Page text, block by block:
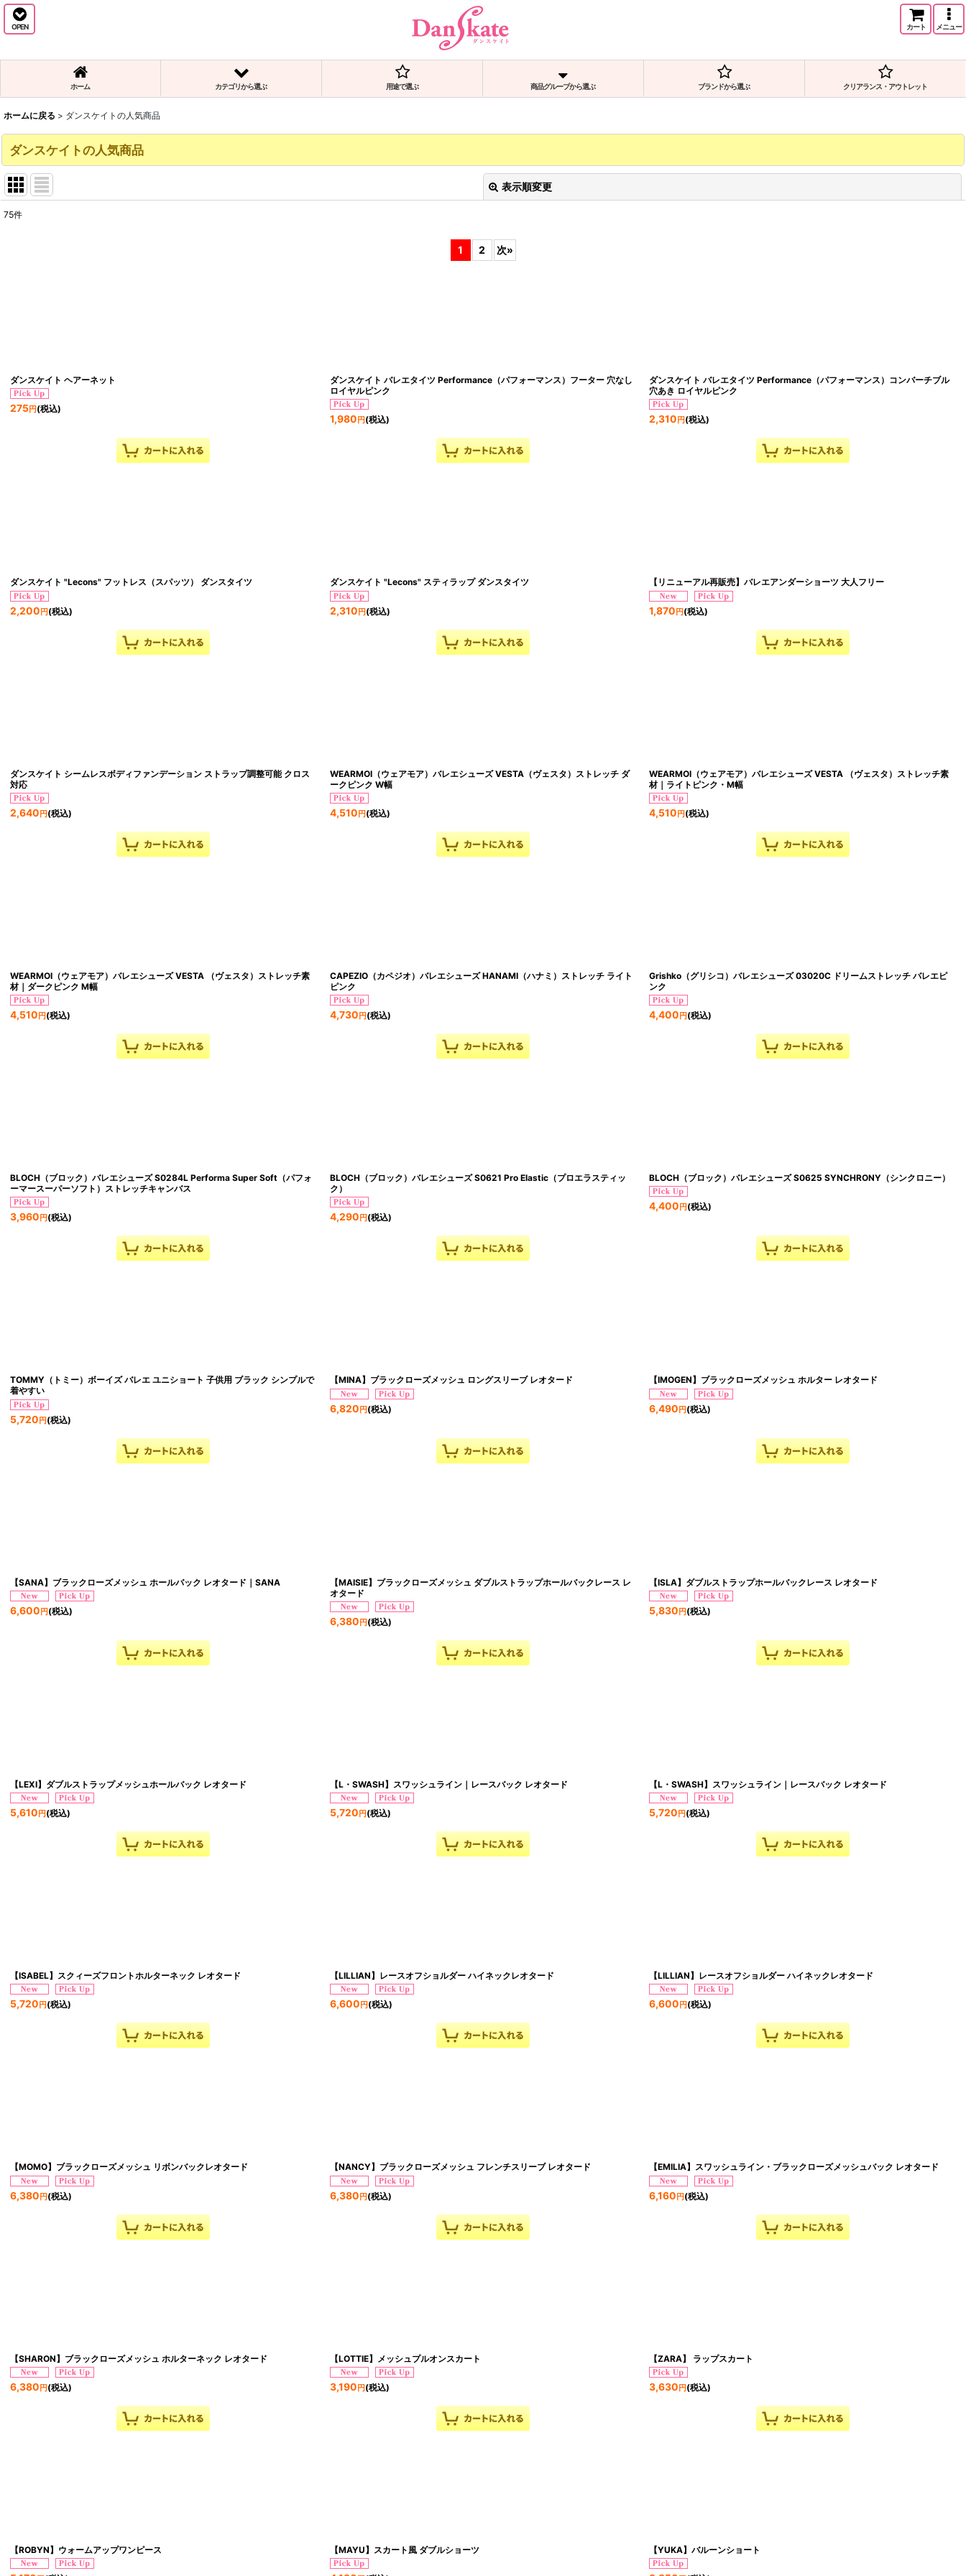
OPEN カート メニュー
ホーム カテゴリから選ぶ 用途で選ぶ 商品グループから選ぶ ブランドから選ぶ クリアランス・アウトレット
ホームに戻る > ダンスケイトの人気商品
ダンスケイトの人気商品
表示順変更
75件
1 2 次»
ダンスケイト ヘアーネット
275円 (税込)
ダンスケイト バレエタイツ Performance（パフォーマンス）フーター 穴なし
ロイヤルピンク
1,980 円(税込)
ダンスケイト バレエタイツ Performance（パフォーマンス）コンバーチブル
穴あき ロイヤルピンク
2,310 円 (税込)
ダンスケイト "Lecons" フットレス（スパッツ） ダンスタイツ
2,200 円 (税込)
ダンスケイト "Lecons" スティラップ ダンスタイツ
2,310 円(税込)
【リニューアル再販売】バレエアンダーショーツ 大人フリー
1,870 円 (税込)
ダンスケイト シームレスボディファンデーション ストラップ調整可能 クロス
対応
2,640 円 (税込)
WEARMOI（ウェアモア）バレエシューズ VESTA（ヴェスタ）ストレッチ ダ
ークピンク W幅
4,510 円(税込)
WEARMOI（ウェアモア）バレエシューズ VESTA （ヴェスタ）ストレッチ素
材｜ライトピンク・M幅
4,510 円 (税込)
WEARMOI（ウェアモア）バレエシューズ VESTA （ヴェスタ）ストレッチ素
材｜ダークピンク M幅
4,510 円 (税込)
CAPEZIO（カペジオ）バレエシューズ HANAMI（ハナミ）ストレッチ ライト
ピンク
4,730 円(税込)
Grishko（グリシコ）バレエシューズ 03020C ドリームストレッチ バレエピ
ンク
4,400 円 (税込)
BLOCH（ブロック）バレエシューズ S0284L Performa Super Soft（パフォ
ーマースーパーソフト）ストレッチキャンバス
3,960 円 (税込)
BLOCH（ブロック）バレエシューズ S0621 Pro Elastic（プロエラスティッ
ク）
4,290 円(税込)
BLOCH（ブロック）バレエシューズ S0625 SYNCHRONY（シンクロニー）
4,400 円 (税込)
TOMMY（トミー）ボーイズ バレエ ユニショート 子供用 ブラック シンプルで
着やすい
5,720 円 (税込)
【MINA】ブラックローズメッシュ ロングスリーブ レオタード
6,820 円(税込)
【IMOGEN】ブラックローズメッシュ ホルター レオタード
6,490 円 (税込)
【SANA】ブラックローズメッシュ ホールバック レオタード｜SANA
6,600 円 (税込)
【MAISIE】ブラックローズメッシュ ダブルストラップホールバックレース レ
オタード
6,380 円(税込)
【ISLA】ダブルストラップホールバックレース レオタード
5,830 円 (税込)
【LEXI】ダブルストラップメッシュホールバック レオタード
5,610 円 (税込)
【L・SWASH】スワッシュライン｜レースバック レオタード
5,720 円(税込)
【L・SWASH】スワッシュライン｜レースバック レオタード
5,720 円 (税込)
【ISABEL】スクィーズフロントホルターネック レオタード
5,720 円 (税込)
【LILLIAN】レースオフショルダー ハイネックレオタード
6,600 円(税込)
【LILLIAN】レースオフショルダー ハイネックレオタード
6,600 円 (税込)
【MOMO】ブラックローズメッシュ リボンバックレオタード
6,380 円 (税込)
【NANCY】ブラックローズメッシュ フレンチスリーブ レオタード
6,380 円(税込)
【EMILIA】スワッシュライン・ブラックローズメッシュバック レオタード
6,160 円 (税込)
【SHARON】ブラックローズメッシュ ホルターネック レオタード
6,380 円 (税込)
【LOTTIE】メッシュプルオンスカート
3,190 円(税込)
【ZARA】 ラップスカート
3,630 円 (税込)
【ROBYN】ウォームアップワンピース 【MAYU】スカート風 ダブルショーツ 【YUKA】バルーンショート